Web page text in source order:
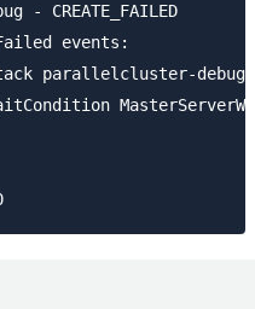
CREATE_FAILED
events:
parallelcluster-